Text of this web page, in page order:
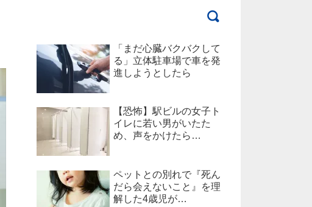
「まだ心臓バクバクして
る」立体駐車場で車を発
進しようとしたら
【恐怖】駅ビルの女子ト
イレに若い男がいたた
め、声をかけたら…
ペットとの別れで『死ん
だら会えないこと』を理
解した4歳児が…